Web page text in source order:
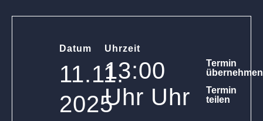
Datum
11.11.
2025
Uhrzeit
13:00
Uhr Uhr
Termin
übernehmen
Termin
teilen